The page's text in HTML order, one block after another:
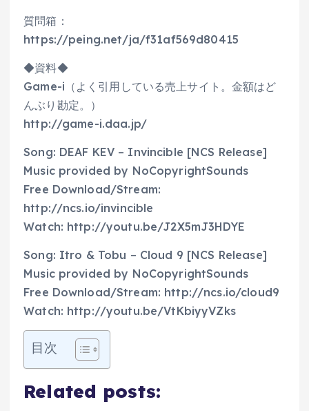
質問箱：
https://peing.net/ja/f31af569d80415
◆資料◆
Game-i（よく引用している売上サイト。金額はど
んぶり勘定。）
http://game-i.daa.jp/​
Song: DEAF KEV – Invincible [NCS Release]
Music provided by NoCopyrightSounds
Free Download/Stream:
http://ncs.io/invincible
Watch: http://youtu.be/J2X5mJ3HDYE
Song: Itro & Tobu – Cloud 9 [NCS Release]
Music provided by NoCopyrightSounds
Free Download/Stream: http://ncs.io/cloud9
Watch: http://youtu.be/VtKbiyyVZks
目次
Related posts: